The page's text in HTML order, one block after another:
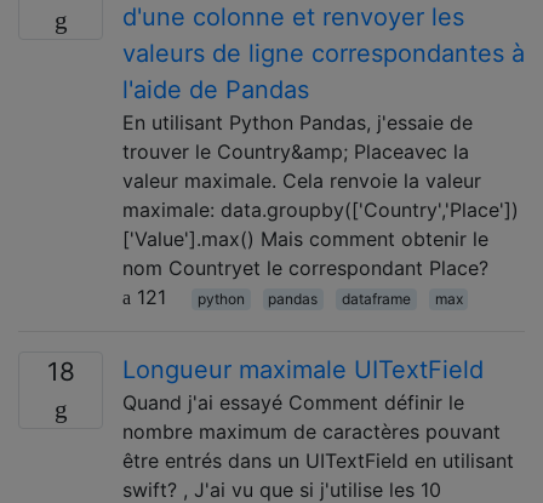
d'une colonne et renvoyer les
valeurs de ligne correspondantes à
l'aide de Pandas
En utilisant Python Pandas, j'essaie de
trouver le Country&amp; Placeavec la
valeur maximale. Cela renvoie la valeur
maximale: data.groupby(['Country','Place'])
['Value'].max() Mais comment obtenir le
nom Countryet le correspondant Place?
121
python pandas dataframe max
18 Longueur maximale UITextField
Quand j'ai essayé Comment définir le
nombre maximum de caractères pouvant
être entrés dans un UITextField en utilisant
swift? , J'ai vu que si j'utilise les 10